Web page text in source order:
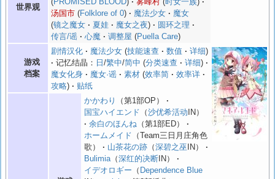
世界观
汤国市
Folklore of 0 魔法少女
魔女
镜之魔女
夏娃 魔女之夜
圆环之理
传言/谣
心魔 调整屋 Puella Care
游戏
档案
剧情汉化 魔法少女 技能速查 数值
详细
记忆结晶： 日/繁中/简中 分类速查
详细
魔女化身
魔女·谣 素材 效率简
效率详
攻略
贴纸
かかわり
（第1部OP）
国宝ハイエンド （沙优希活动 IN）
余白のほんね （第1部ED）
ホームメイド （Team三日月庄角色
歌）
山茶花の跡 （深碧之巫 IN）
Bulimia （深红的决断 IN）
イデオロギー （ Dependence Blue